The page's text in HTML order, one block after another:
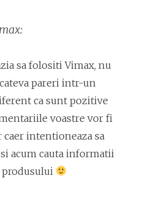
sa folositi Vimax, nu
pareri intr-un
ca sunt pozitive
voastre vor fi
intentioneaza sa
acum cauta informatii